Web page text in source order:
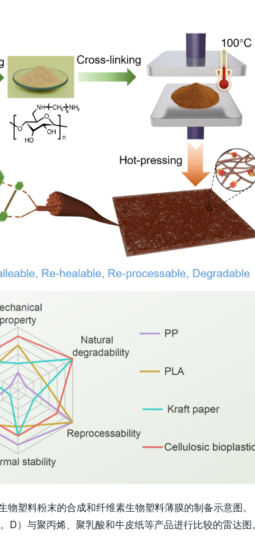
塑料粉末的合成和纤维素生物塑料薄膜的制备示意图。
）与聚丙烯、聚乳酸和牛皮纸等产品进行比较的雷达图。